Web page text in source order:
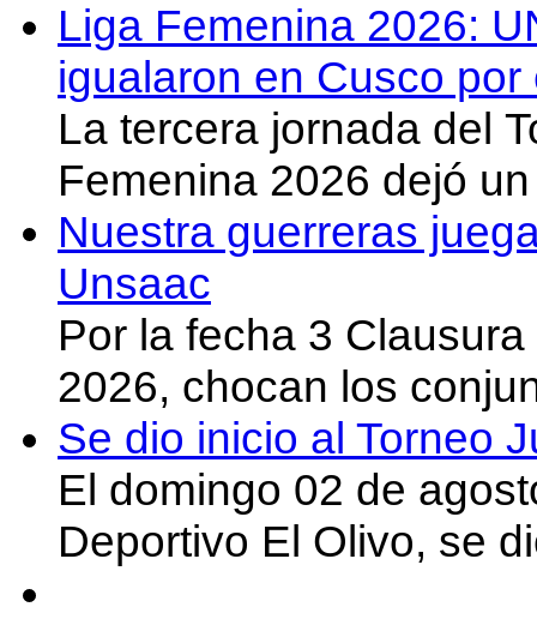
Liga Femenina 2026:
igualaron en Cusco
La tercera jornada del
Femenina 2026 dejó
Nuestra guerreras
Unsaac
Por la fecha 3
2026, chocan los
Se dio inicio al Torneo
El domingo 02 de
Deportivo El Olivo, se